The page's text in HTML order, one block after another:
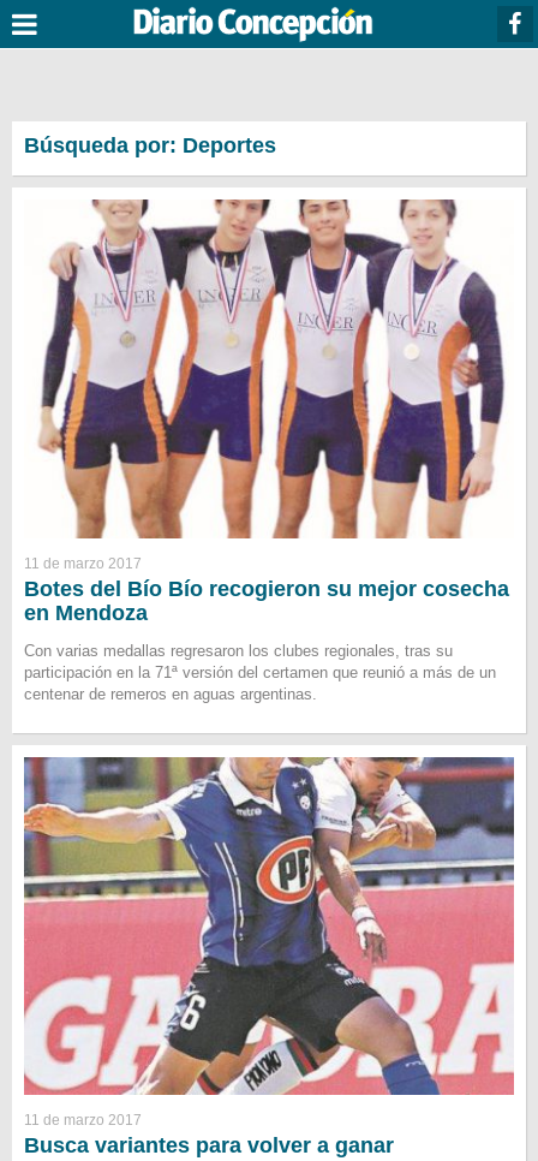
Búsqueda por: Deportes
11 de marzo 2017
Botes del Bío Bío recogieron su mejor cosecha
en Mendoza
Con varias medallas regresaron los clubes regionales, tras su
participación en la 71ª versión del certamen que reunió a más de un
centenar de remeros en aguas argentinas.
11 de marzo 2017
Busca variantes para volver a ganar